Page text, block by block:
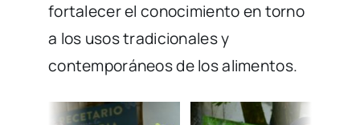
fortalecer el conocimiento en torno
a los usos tradicionales y
contemporáneos de los alimentos.